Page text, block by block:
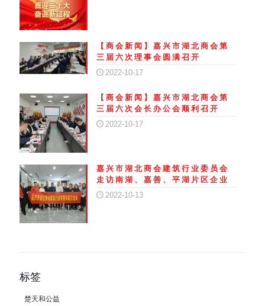
【商会新闻】嘉兴市湖北商会第
三届六次理事会圆满召开
2022-10-17
【商会新闻】嘉兴市湖北商会第
三届六次会长办公会顺利召开
2022-10-17
嘉兴市湖北商会建筑行业委员会
走访南湖、嘉善、平湖片区企业
2022-10-13
标签
楚天和公益